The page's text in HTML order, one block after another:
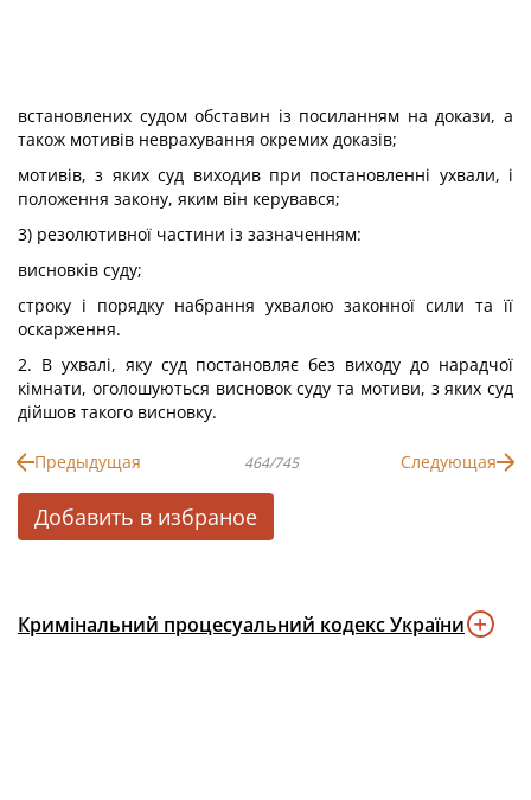
встановлених судом обставин із посиланням на докази, а
також мотивів неврахування окремих доказів;
мотивів, з яких суд виходив при постановленні ухвали, і
положення закону, яким він керувався;
3) резолютивної частини із зазначенням:
висновків суду;
строку і порядку набрання ухвалою законної сили та її
оскарження.
2. В ухвалі, яку суд постановляє без виходу до нарадчої
кімнати, оголошуються висновок суду та мотиви, з яких суд
дійшов такого висновку.
Предыдущая 464/745 Следующая
Добавить в избраное
Кримінальний процесуальний кодекс України